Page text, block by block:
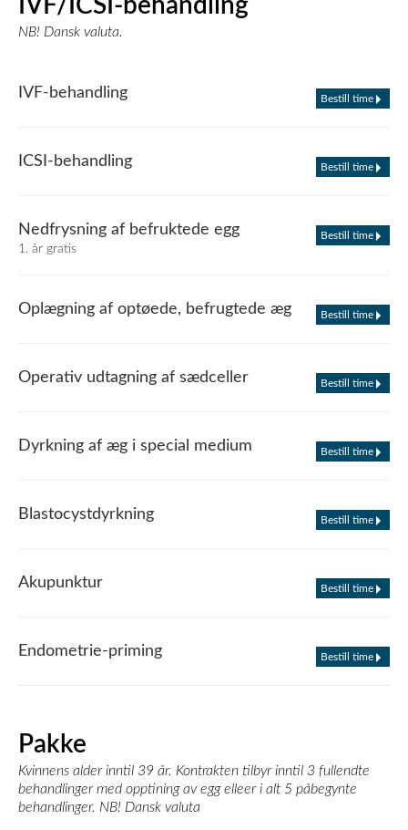
IVF/ICSI-behandling
NB! Dansk valuta.
IVF-behandling Bestill time
ICSI-behandling Bestill time
Nedfrysning af befruktede egg
1. år gratis
Bestill time
Oplægning af optøede, befrugtede æg Bestill time
Operativ udtagning af sædceller Bestill time
Dyrkning af æg i special medium Bestill time
Blastocystdyrkning Bestill time
Akupunktur Bestill time
Endometrie-priming Bestill time
Pakke
Kvinnens alder inntil 39 år. Kontrakten tilbyr inntil 3 fullendte
behandlinger med opptining av egg elleer i alt 5 påbegynte
behandlinger. NB! Dansk valuta